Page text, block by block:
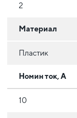
2
Материал
Пластик
Номин ток, А
10